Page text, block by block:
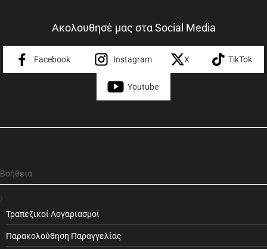
Ακολουθησέ μας στα Social Media
Facebook Instagram X TikTok
Youtube
Βοήθεια
Τραπεζικοί Λογαριασμοί
Παρακολούθηση Παραγγελίας